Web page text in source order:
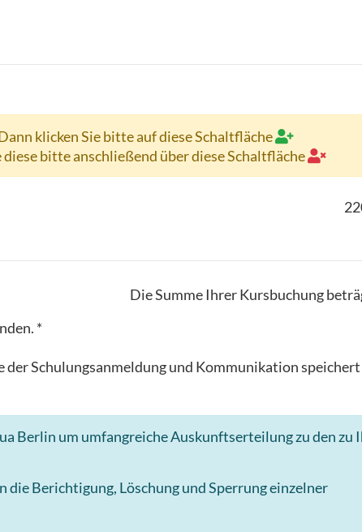
klicken Sie bitte auf diese Schaltfläche
bitte anschließend über diese Schaltfläche
Die Summe Ihrer Kursbuchung
*
Schulungsanmeldung und Kommunikation
Berlin um umfangreiche Auskunftserteilung zu den zu
die Berichtigung, Löschung und Sperrung einzelner